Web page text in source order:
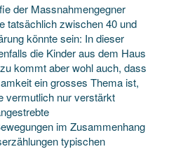
der Massnahmengegner
tatsächlich zwischen 40 und
könnte sein: In dieser
die Kinder aus dem Haus
kommt aber wohl auch, dass
ein grosses Thema ist,
vermutlich nur verstärkt
im Zusammenhang
typischen